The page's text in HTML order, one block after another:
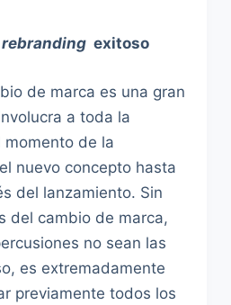
rebrandingexitoso
de marca es una gran
a toda la
momento de la
nuevo concepto hasta
del lanzamiento. Sin
del cambio de marca,
no sean las
es extremadamente
previamente todos los